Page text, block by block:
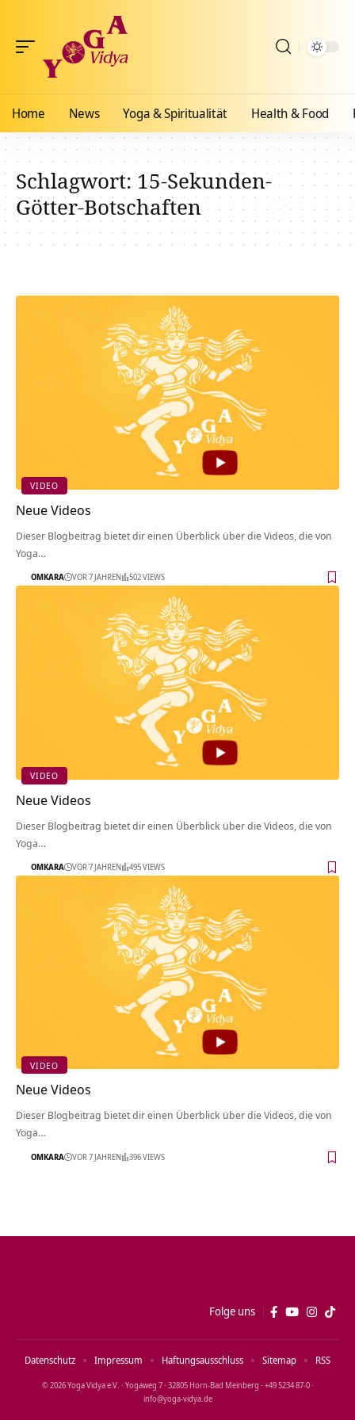
Home News Yoga & Spiritualität Health & Food
Schlagwort:15-Sekunden-
Götter-Botschaften
VIDEO
Neue Videos
Dieser Blogbeitrag bietet dir einen Überblick über die Videos, die von
Yoga…
OMKARA VOR 7 JAHREN 502 VIEWS
VIDEO
Neue Videos
Dieser Blogbeitrag bietet dir einen Überblick über die Videos, die von
Yoga…
OMKARA VOR 7 JAHREN 495 VIEWS
VIDEO
Neue Videos
Dieser Blogbeitrag bietet dir einen Überblick über die Videos, die von
Yoga…
OMKARA VOR 7 JAHREN 396 VIEWS
Folge uns
© 2026 Yoga Vidya e.V. · Yogaweg 7 · 32805 Horn‑Bad Meinberg · +49 5234 87‑0 ·
info@yoga‑vidya.de
Datenschutz Impressum Haftungsausschluss Sitemap RSS